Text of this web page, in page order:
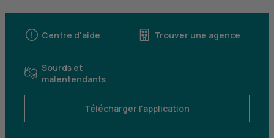
Centre d'aide Trouver une agence
Sourds et
malentendants
Télécharger l'application